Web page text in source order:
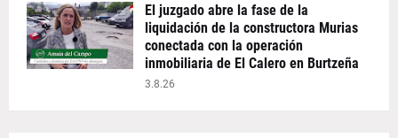
El juzgado abre la fase de la
liquidación de la constructora Murias
conectada con la operación
inmobiliaria de El Calero en Burtzeña
3.8.26